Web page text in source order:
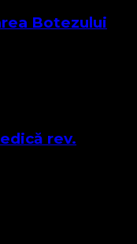
Botezului
rev.